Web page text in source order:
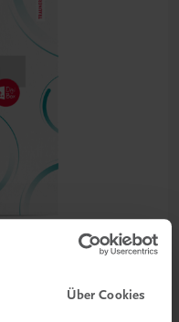
Über Cookies